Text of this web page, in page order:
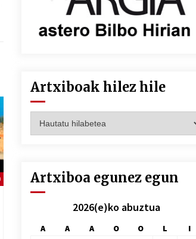
Artxiboak hilez hile
hilez
Artxiboa egunez egun
2026(e)ko abuztua
A A A O O L
I